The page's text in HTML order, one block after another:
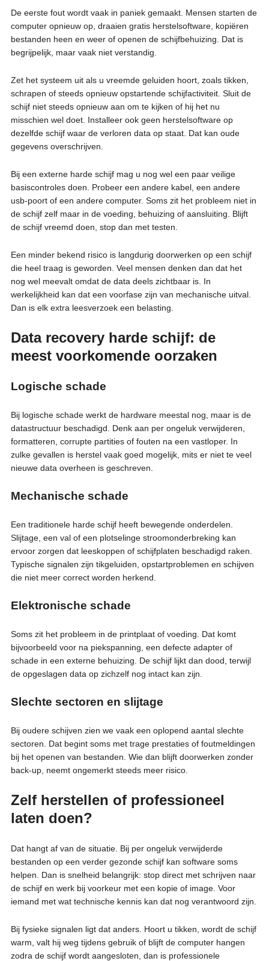
De eerste fout wordt vaak in paniek gemaakt. Mensen starten de
computer opnieuw op, draaien gratis herstelsoftware, kopiëren
bestanden heen en weer of openen de schijfbehuizing. Dat is
begrijpelijk, maar vaak niet verstandig.
Zet het systeem uit als u vreemde geluiden hoort, zoals tikken,
schrapen of steeds opnieuw opstartende schijfactiviteit. Sluit de
schijf niet steeds opnieuw aan om te kijken of hij het nu
misschien wel doet. Installeer ook geen herstelsoftware op
dezelfde schijf waar de verloren data op staat. Dat kan oude
gegevens overschrijven.
Bij een externe harde schijf mag u nog wel een paar veilige
basiscontroles doen. Probeer een andere kabel, een andere
usb-poort of een andere computer. Soms zit het probleem niet in
de schijf zelf maar in de voeding, behuizing of aansluiting. Blijft
de schijf vreemd doen, stop dan met testen.
Een minder bekend risico is langdurig doorwerken op een schijf
die heel traag is geworden. Veel mensen denken dan dat het
nog wel meevalt omdat de data deels zichtbaar is. In
werkelijkheid kan dat een voorfase zijn van mechanische uitval.
Dan is elk extra leesverzoek een belasting.
Data recovery harde schijf: de
meest voorkomende oorzaken
Logische schade
Bij logische schade werkt de hardware meestal nog, maar is de
datastructuur beschadigd. Denk aan per ongeluk verwijderen,
formatteren, corrupte partities of fouten na een vastloper. In
zulke gevallen is herstel vaak goed mogelijk, mits er niet te veel
nieuwe data overheen is geschreven.
Mechanische schade
Een traditionele harde schijf heeft bewegende onderdelen.
Slijtage, een val of een plotselinge stroomonderbreking kan
ervoor zorgen dat leeskoppen of schijfplaten beschadigd raken.
Typische signalen zijn tikgeluiden, opstartproblemen en schijven
die niet meer correct worden herkend.
Elektronische schade
Soms zit het probleem in de printplaat of voeding. Dat komt
bijvoorbeeld voor na piekspanning, een defecte adapter of
schade in een externe behuizing. De schijf lijkt dan dood, terwijl
de opgeslagen data op zichzelf nog intact kan zijn.
Slechte sectoren en slijtage
Bij oudere schijven zien we vaak een oplopend aantal slechte
sectoren. Dat begint soms met trage prestaties of foutmeldingen
bij het openen van bestanden. Wie dan blijft doorwerken zonder
back-up, neemt ongemerkt steeds meer risico.
Zelf herstellen of professioneel
laten doen?
Dat hangt af van de situatie. Bij per ongeluk verwijderde
bestanden op een verder gezonde schijf kan software soms
helpen. Dan is snelheid belangrijk: stop direct met schrijven naar
de schijf en werk bij voorkeur met een kopie of image. Voor
iemand met wat technische kennis kan dat nog verantwoord zijn.
Bij fysieke signalen ligt dat anders. Hoort u tikken, wordt de schijf
warm, valt hij weg tijdens gebruik of blijft de computer hangen
zodra de schijf wordt aangesloten, dan is professionele